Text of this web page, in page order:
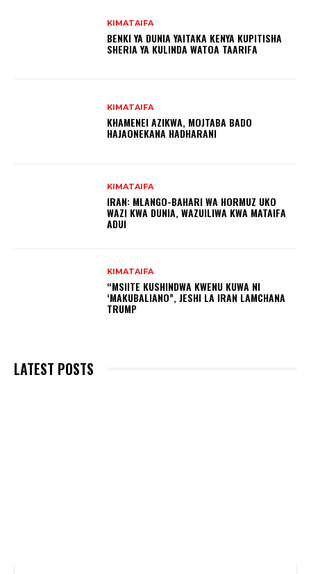
KIMATAIFA
BENKI YA DUNIA YAITAKA KENYA KUPITISHA
SHERIA YA KULINDA WATOA TAARIFA
KIMATAIFA
KHAMENEI AZIKWA, МОЈТАВА ВADO
HAJAONEKANA HADHARANI
KIMATAIFA
IRAN: MLANGO-BAHARI WA HORMUZ UKO
WAZI KWA DUNIA, WAZUILIWA KWA MATAIFA
ADUI
KIMATAIFA
“MSIITE KUSHINDWA KWENU KUWA NI
‘MAKUBALIANO”, JESHI LA IRAN LAMCHANA
TRUMP
LATEST POSTS